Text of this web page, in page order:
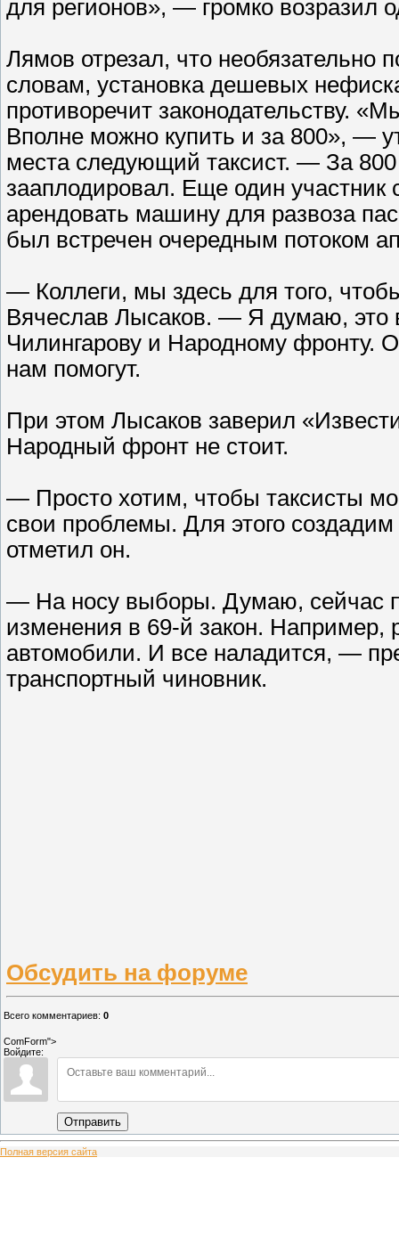
для регионов», — громко возразил
Лямов отрезал, что необязательно
словам, установка дешевых
противоречит законодательству.
Вполне можно купить и за 800», —
места следующий таксист. — За 800
зааплодировал. Еще один участник
арендовать машину для развоза
был встречен очередным потоком
— Коллеги, мы здесь для того,
Вячеслав Лысаков. — Я думаю, это
Чилингарову и Народному фронту.
нам помогут.
При этом Лысаков заверил
Народный фронт не стоит.
— Просто хотим, чтобы таксисты
свои проблемы. Для этого
отметил он.
— На носу выборы. Думаю, сейчас
изменения в 69-й закон. Например,
автомобили. И все наладится, —
транспортный чиновник.
Обсудить на форуме
Всего комментариев: 0
ComForm">
Войдите:
Отправить
Полная версия сайта